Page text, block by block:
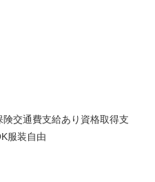
険交通費支給あり 資格取得支
服装自由